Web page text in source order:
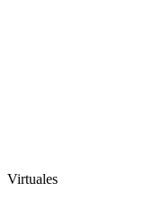
Virtuales